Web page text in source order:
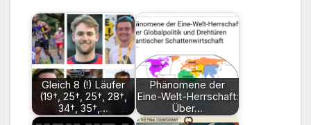
Gleich 8 (!) Läufer
(19†, 25†, 25†, 28†,
34†, 35†,…
Phänomene der
Eine-Welt-Herrschaft:
Über…